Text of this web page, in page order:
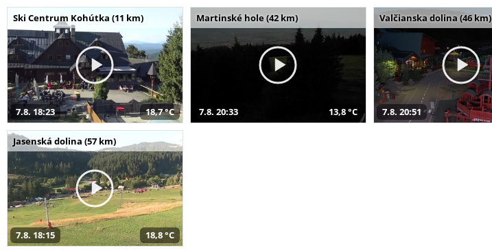
Ski Centrum Kohútka (11 km)
7.8. 18:23 18,7 °C
Martinské hole (42 km)
7.8. 20:33 13,8 °C
Valčianska dolina (46 km)
7.8. 20:51
Jasenská dolina (57 km)
7.8. 18:15 18,8 °C